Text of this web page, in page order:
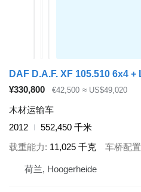
¥330,800 €42,500 ≈ US$49,020
木材运输车
2012
552,450 千米
载重能力
11,025 千克 车桥配置
荷兰, Hoogerheide